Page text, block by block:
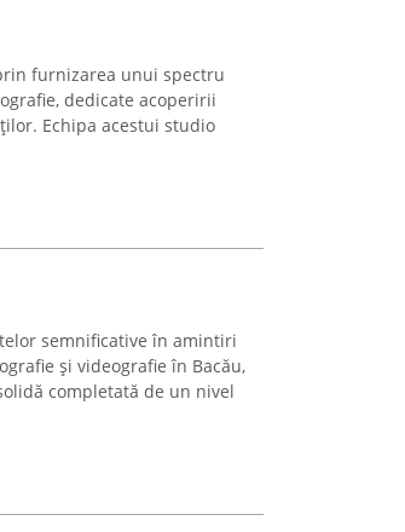
furnizarea unui spectru
dedicate acoperirii
Echipa acestui studio
semnificative în amintiri
și videografie în Bacău,
completată de un nivel